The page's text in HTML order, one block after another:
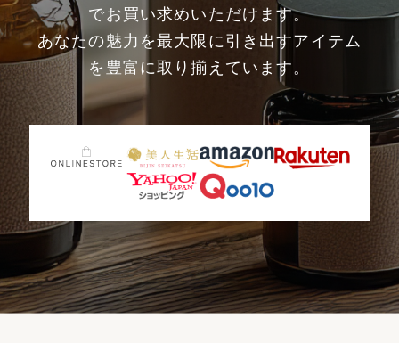
でお買い求めいただけます。
あなたの魅力を最大限に引き出すアイテム
を豊富に取り揃えています。